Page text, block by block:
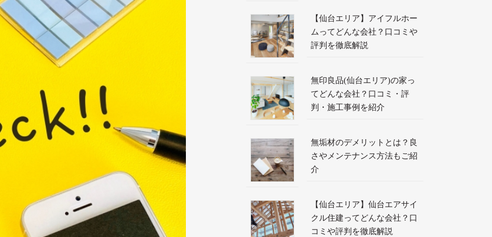
【仙台エリア】アイフルホー
ムってどんな会社？口コミや
評判を徹底解説
無印良品(仙台エリア)の家っ
てどんな会社？口コミ・評
判・施工事例を紹介
無垢材のデメリットとは？良
さやメンテナンス方法もご紹
介
【仙台エリア】仙台エアサイ
クル住建ってどんな会社？口
コミや評判を徹底解説